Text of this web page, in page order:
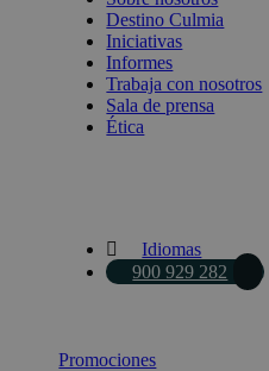
Destino Culmia
Iniciativas
Informes
Trabaja con nosotros
Sala de prensa
Ética
Idiomas
900 929 282
Promociones